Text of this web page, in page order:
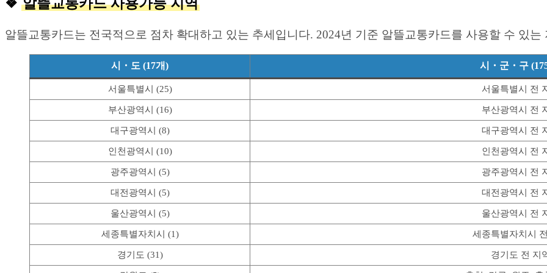
❖ 알뜰교통카드 사용가능 지역
알뜰교통카드는 전국적으로 점차 확대하고 있는 추세입니다. 2024년 기준 알뜰교통카드를 사용할 수 있
시・도 (17개) 시・군・구
서울특별시 (25) 서울특별시 전
부산광역시 (16) 부산광역시 전
대구광역시 (8) 대구광역시 전
인천광역시 (10) 인천광역시 전
광주광역시 (5) 광주광역시 전
대전광역시 (5) 대전광역시 전
울산광역시 (5) 울산광역시 전
세종특별자치시 (1) 세종특별자치시
경기도 (31) 경기도 전 지